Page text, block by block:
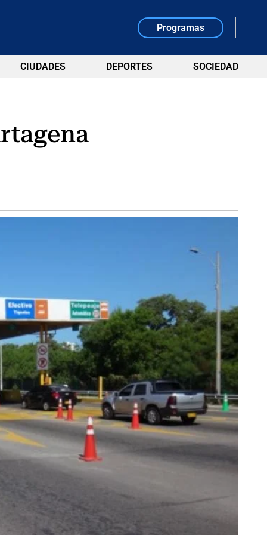
Programas
CIUDADES DEPORTES SOCIEDAD